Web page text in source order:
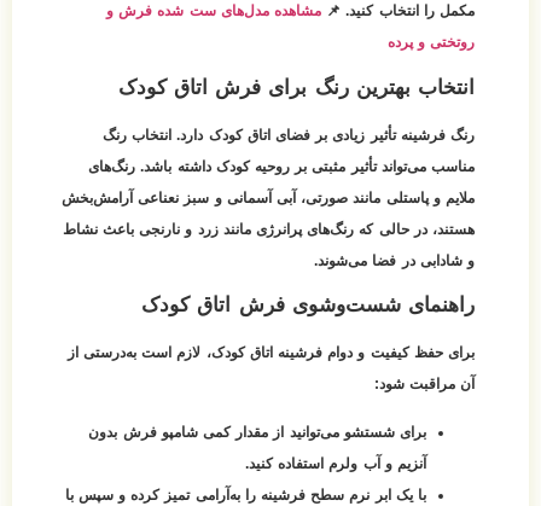
مکمل را انتخاب کنید. 📌 مشاهده مدل‌های ست شده فرش و
روتختی و پرده
انتخاب بهترین رنگ برای فرش اتاق کودک
رنگ فرشینه تأثیر زیادی بر فضای اتاق کودک دارد. انتخاب رنگ
مناسب می‌تواند تأثیر مثبتی بر روحیه کودک داشته باشد. رنگ‌های
ملایم و پاستلی مانند صورتی، آبی آسمانی و سبز نعناعی آرامش‌بخش
هستند، در حالی که رنگ‌های پرانرژی مانند زرد و نارنجی باعث نشاط
و شادابی در فضا می‌شوند.
راهنمای شست‌وشوی فرش اتاق کودک
برای حفظ کیفیت و دوام فرشینه اتاق کودک، لازم است به‌درستی از
آن مراقبت شود:
برای شستشو می‌توانید از مقدار کمی شامپو فرش بدون
آنزیم و آب ولرم استفاده کنید.
با یک ابر نرم سطح فرشینه را به‌آرامی تمیز کرده و سپس با